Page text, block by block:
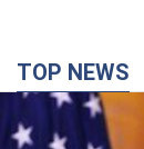
TOP NEWS